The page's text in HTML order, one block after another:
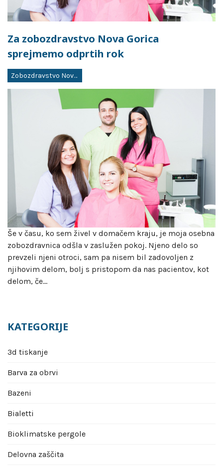
Za zobozdravstvo Nova Gorica
sprejmemo odprtih rok
Zobozdravstvo Nova Gorica
Še v času, ko sem živel v domačem kraju, je moja osebna
zobozdravnica odšla v zaslužen pokoj. Njeno delo so
prevzeli njeni otroci, sam pa nisem bil zadovoljen z
njihovim delom, bolj s pristopom da nas pacientov, kot
delom, če…
KATEGORIJE
3d tiskanje
Barva za obrvi
Bazeni
Bialetti
Bioklimatske pergole
Delovna zaščita